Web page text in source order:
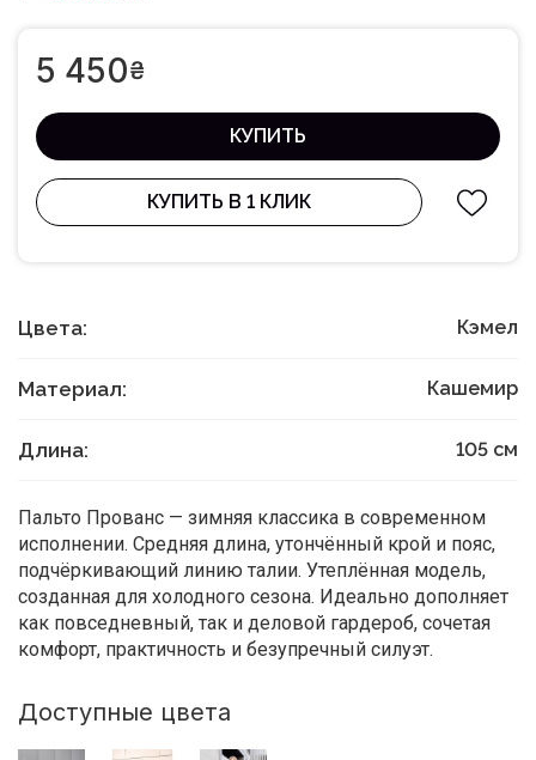
5 450₴
КУПИТЬ
КУПИТЬ В 1 КЛИК
Цвета: Кэмел
Материал: Кашемир
Длина: 105 см
Пальто Прованс — зимняя классика в современном
исполнении. Средняя длина, утончённый крой и пояс,
подчёркивающий линию талии. Утеплённая модель,
созданная для холодного сезона. Идеально дополняет
как повседневный, так и деловой гардероб, сочетая
комфорт, практичность и безупречный силуэт.
Доступные цвета